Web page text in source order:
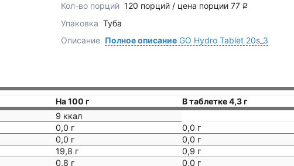
Кол-во порций 120 порций / цена порции 77 q
Упаковка Туба
Описание Полное описаниеGO Hydro Tablet 20s_3
На 100 г
В таблетке 4,3 г
9 ккал
0,0 г
0,0 г
0,0 г
0,0 г
19,8 г
0,9 г
0,8 г 0,0 г